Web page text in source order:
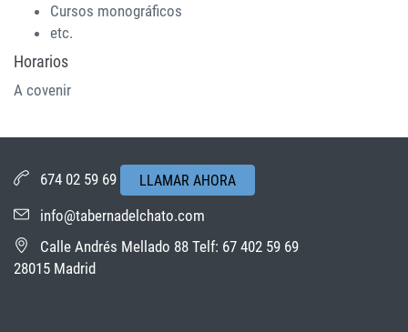
Cursos monográficos
etc.
Horarios
A covenir
674 02 59 69 LLAMAR AHORA
info@tabernadelchato.com
Calle Andrés Mellado 88 Telf: 67 402 59 69
28015 Madrid